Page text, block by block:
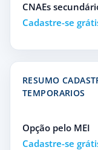
CNAEs
Cadastre-se
RESUMO
TEMPORARIOS
Opção pelo MEI
Cadastre-se